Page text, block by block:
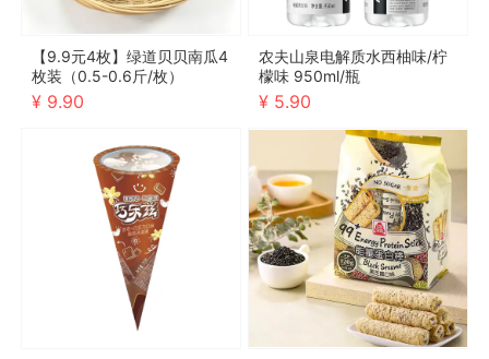
【9.9元4枚】绿道贝贝南瓜4
枚装（0.5-0.6斤/枚）
¥ 9.90
农夫山泉电解质水西柚味/柠
檬味 950ml/瓶
¥ 5.90